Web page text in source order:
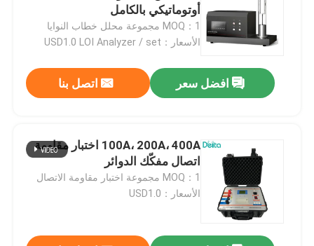
المنزل
المنتجات
فيديوهات
أوتوماتيكي بالكامل
MOQ：1 مجموعة محلل خطاب النوايا
الأسعار：USD1.0 LOI Analyzer / set
افضل سعر اتصل بنا
100A، 200A، 400A اختبار مقاومة
اتصال مفكّك الدوائر
MOQ：1 مجموعة اختبار مقاومة الاتصال
الأسعار：USD1.0